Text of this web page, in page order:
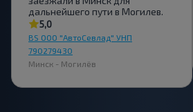
дальнейшего пути в Могилев.
5,0
BS ООО "АвтоСевлад" УНП
790279430
Минск - Могилёв